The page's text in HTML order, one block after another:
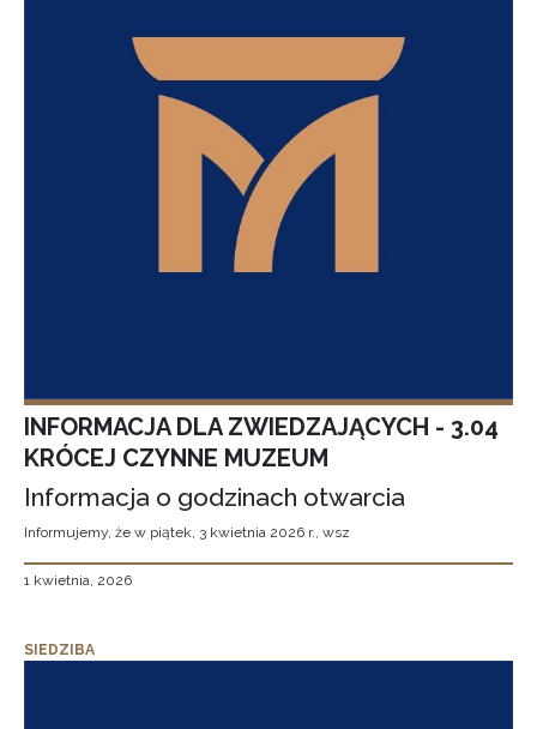
INFORMACJA DLA ZWIEDZAJĄCYCH - 3.04
KRÓCEJ CZYNNE MUZEUM
Informacja o godzinach otwarcia
Informujemy, że w piątek, 3 kwietnia 2026 r., wsz
1 kwietnia, 2026
SIEDZIBA